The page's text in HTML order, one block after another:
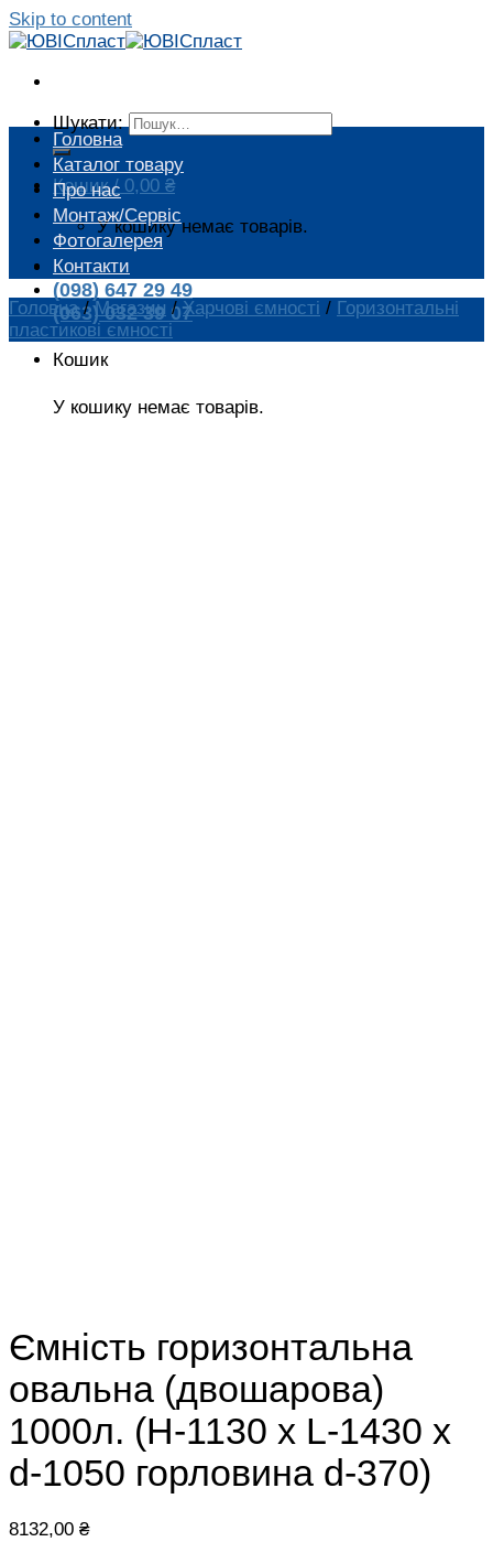
Skip to content
Шукати:
Кошик / 0,00 ₴
У кошику немає товарів.
(098) 647 29 49
(063) 032 39 07
Кошик
У кошику немає товарів.
Головна
Каталог товару
Про нас
Монтаж/Сервіс
Фотогалерея
Контакти
Головна / Магазин / Харчові ємності / Горизонтальні
пластикові ємності
Ємність горизонтальна
овальна (двошарова)
1000л. (H-1130 х L-1430 х
d-1050 горловина d-370)
8132,00 ₴